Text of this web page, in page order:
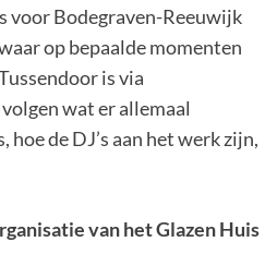
voor Bodegraven-Reeuwijk
op bepaalde momenten
is via
wat er allemaal
de DJ’s aan het werk zijn,
van het Glazen Huis